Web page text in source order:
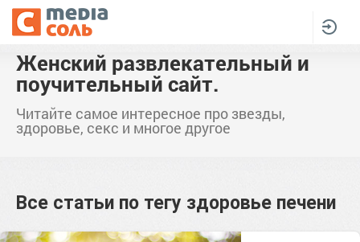
Женский развлекательный и
поучительный сайт.
Читайте самое интересное про звезды,
здоровье, секс и многое другое
Все статьи по тегу здоровье печени